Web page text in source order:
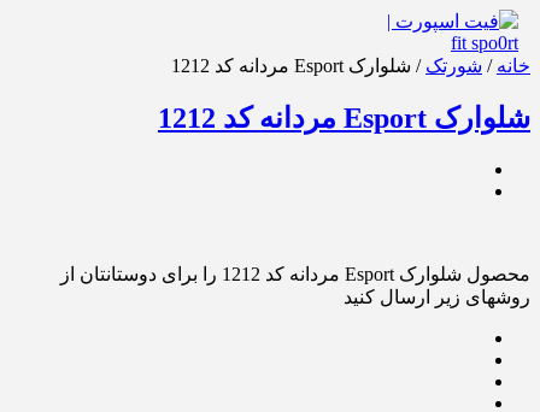
خانه / شورتک / شلوارک Esport مردانه کد 1212
شلوارک Esport مردانه کد 1212
محصول شلوارک Esport مردانه کد 1212 را برای دوستانتان از
روشهای زیر ارسال کنید